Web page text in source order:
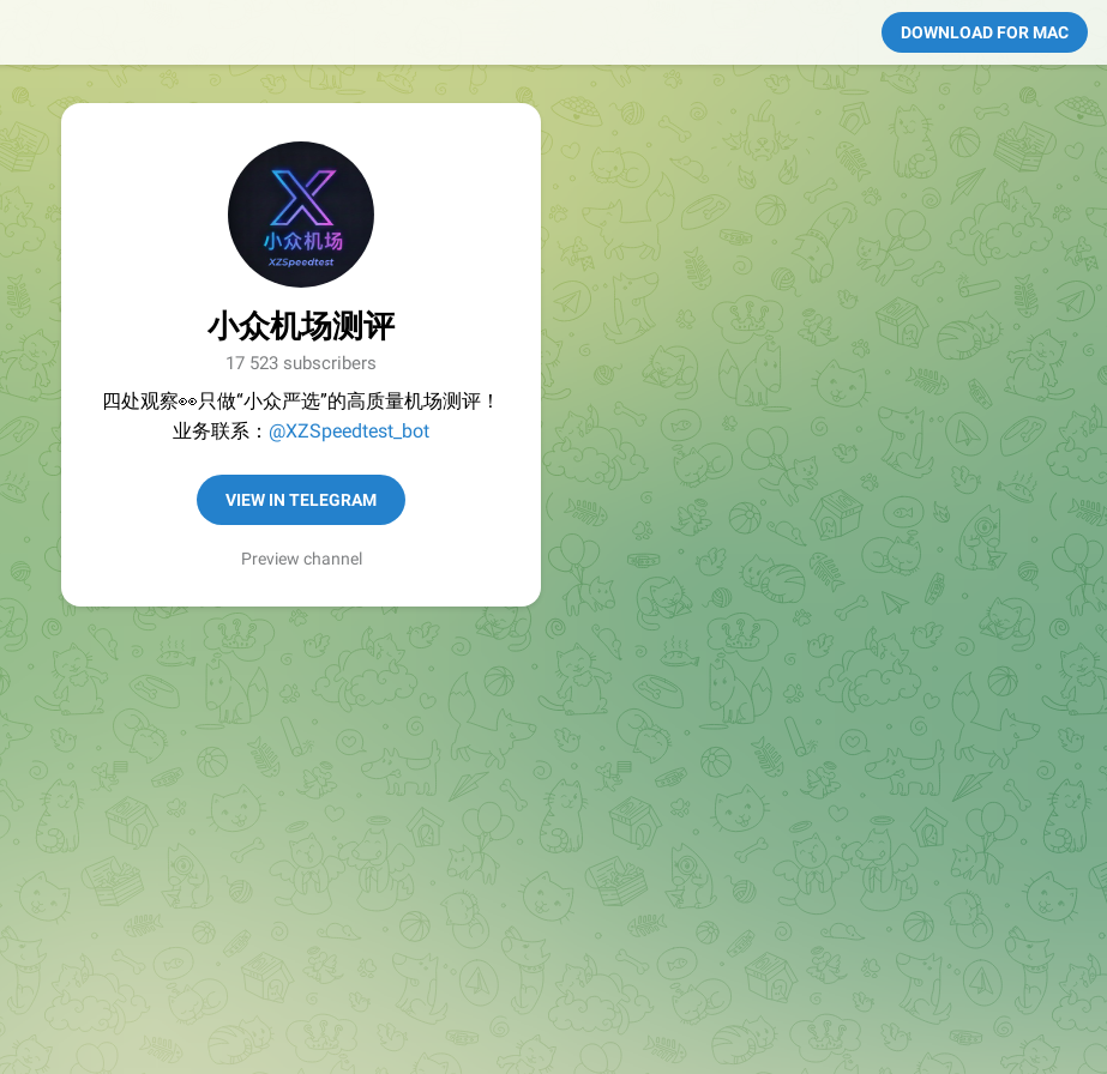
DOWNLOAD FOR MAC
小众机场测评
17 523 subscribers
四处观察👀只做“小众严选”的高质量机场测评！
业务联系： @XZSpeedtest_bot
VIEW IN TELEGRAM
Preview channel